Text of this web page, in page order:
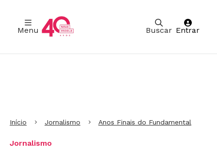
Buscar
Menu Entrar
Início Jornalismo Anos Finais do Fundamental
Jornalismo